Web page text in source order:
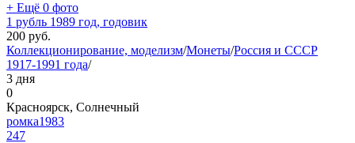
+ Ещё 0 фото
1 рубль 1989 год, годовик
200 руб.
Коллекционирование, моделизм/Монеты/Россия и СССР
1917-1991 года/
3 дня
0
Красноярск, Солнечный
ромка1983
247